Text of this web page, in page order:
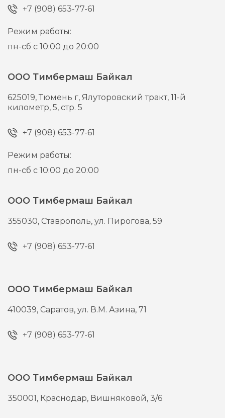
+7 (908) 653-77-61
Режим работы:
пн-сб с 10:00 до 20:00
ООО Тимбермаш Байкал
625019,Тюмень г, Ялуторовский тракт, 11-й
километр, 5, стр. 5
+7 (908) 653-77-61
Режим работы:
пн-сб с 10:00 до 20:00
ООО Тимбермаш Байкал
355030, Ставрополь,ул. Пирогова, 59
+7 (908) 653-77-61
ООО Тимбермаш Байкал
410039, Саратов,ул. В.М. Азина, 71
+7 (908) 653-77-61
ООО Тимбермаш Байкал
350001, Краснодар, Вишняковой, 3/6